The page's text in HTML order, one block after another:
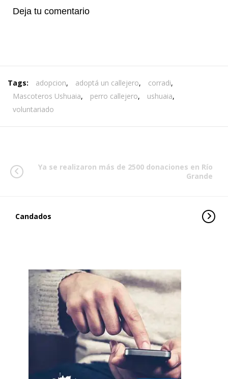
Deja tu comentario
Tags: adopcion, adoptá un callejero, corradi,
Mascoteros Ushuaia, perro callejero, ushuaia,
voluntariado
Ya se realizaron más de 2500 donaciones en Río
Grande
Candados